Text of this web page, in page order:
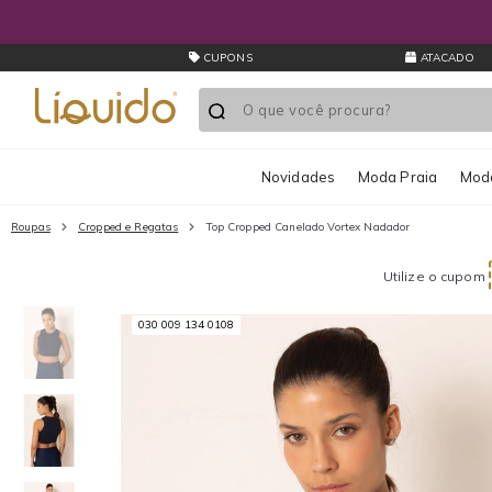
CUPONS ATACADO
Novidades Moda Praia
Roupas Cropped e Regatas Top Cropped Canelado Vortex Nadador
Utilize o cupom
030 009 134 0108